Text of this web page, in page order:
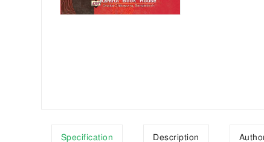
Specification Description